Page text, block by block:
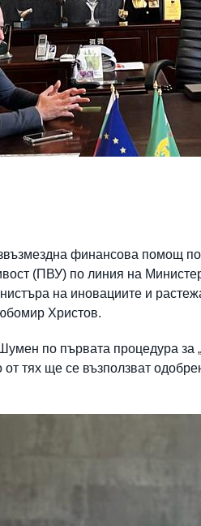
финансова помощ
(ПВУ) по линия на
на иновациите и
Христов.
по първата процедура за
тях ще се възползват